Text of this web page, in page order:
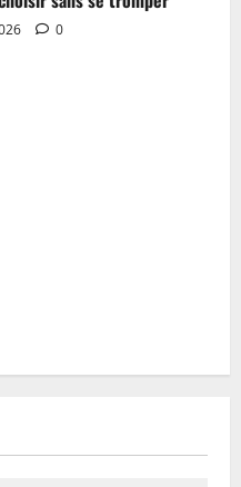
0